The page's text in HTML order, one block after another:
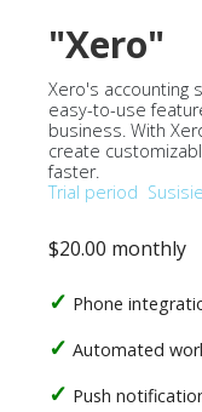
"Xero"
Xero's accounting
easy-to-use
business. With
create
faster.
Trial period
$20.00 monthly
Phone
Automated
Push